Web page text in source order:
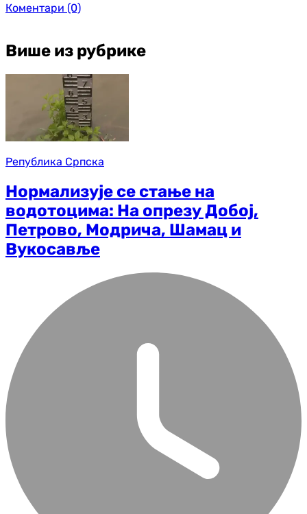
Коментари (0)
Више из рубрике
Република Српска
Нормализује се стање на
водотоцима: На опрезу Добој,
Петрово, Модрича, Шамац и
Вукосавље